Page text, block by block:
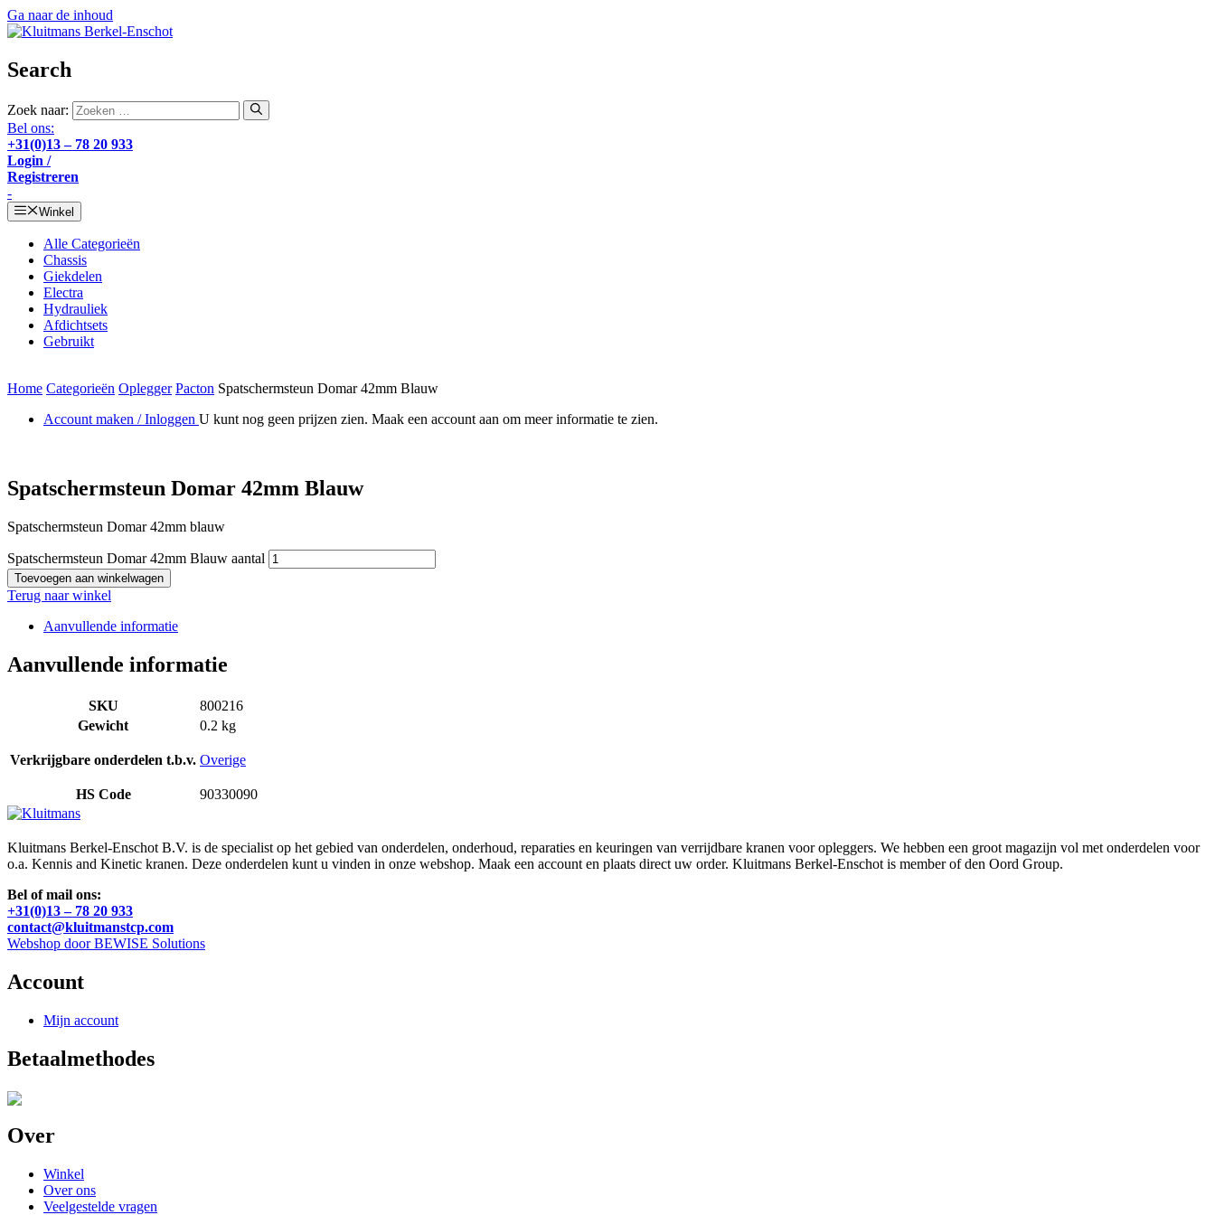
Ga naar de inhoud
Search
Zoek naar:
Bel ons:
+31(0)13 – 78 20 933
Login /
Registreren
-
Winkel
Alle Categorieën
Chassis
Giekdelen
Electra
Hydrauliek
Afdichtsets
Gebruikt
Home Categorieën Oplegger Pacton Spatschermsteun Domar 42mm Blauw
Account maken / Inloggen U kunt nog geen prijzen zien. Maak een account aan om meer informatie te zien.
Spatschermsteun Domar 42mm Blauw
Spatschermsteun Domar 42mm blauw
Spatschermsteun Domar 42mm Blauw aantal
Toevoegen aan winkelwagen
Terug naar winkel
Aanvullende informatie
Aanvullende informatie
SKU
800216
Gewicht
0.2 kg
Verkrijgbare onderdelen t.b.v. Overige
HS Code 90330090
Kluitmans Berkel-Enschot B.V. is de specialist op het gebied van onderdelen, onderhoud, reparaties en keuringen van verrijdbare kranen voor opleggers. We hebben een groot magazijn vol met onderdelen voor
o.a. Kennis and Kinetic kranen. Deze onderdelen kunt u vinden in onze webshop. Maak een account en plaats direct uw order. Kluitmans Berkel-Enschot is member of den Oord Group.
Bel of mail ons:
+31(0)13 – 78 20 933
contact@kluitmanstcp.com
Webshop door BEWISE Solutions
Account
Mijn account
Betaalmethodes
Over
Winkel
Over ons
Veelgestelde vragen